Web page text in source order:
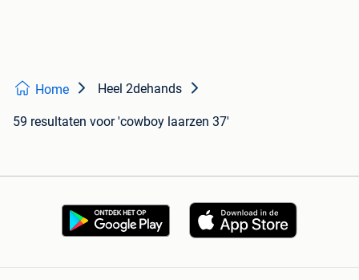
Home Heel 2dehands
59 resultaten voor 'cowboy laarzen 37'